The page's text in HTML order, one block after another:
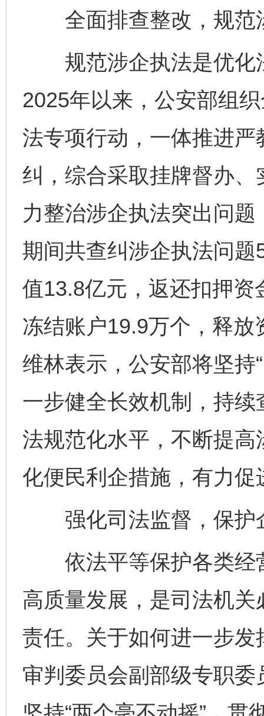
全面排查整改，规范
规范涉企执法是优化
2025年以来，公安部组
法专项行动，一体推进
纠，综合采取挂牌督办
力整治涉企执法突出问
期间共查纠涉企执法问
值13.8亿元，返还扣押
冻结账户19.9万个，释
维林表示，公安部将坚持
一步健全长效机制，持
法规范化水平，不断提
化便民利企措施，有力
强化司法监督，保护
依法平等保护各类经
高质量发展，是司法机
责任。关于如何进一步
审判委员会副部级专职